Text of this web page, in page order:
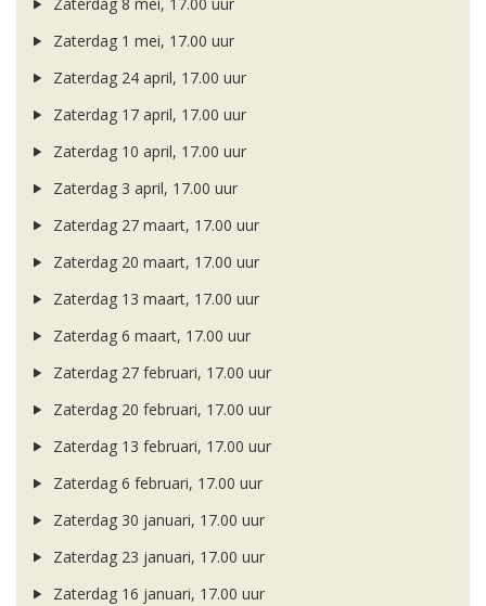
Zaterdag 8 mei, 17.00 uur
Zaterdag 1 mei, 17.00 uur
Zaterdag 24 april, 17.00 uur
Zaterdag 17 april, 17.00 uur
Zaterdag 10 april, 17.00 uur
Zaterdag 3 april, 17.00 uur
Zaterdag 27 maart, 17.00 uur
Zaterdag 20 maart, 17.00 uur
Zaterdag 13 maart, 17.00 uur
Zaterdag 6 maart, 17.00 uur
Zaterdag 27 februari, 17.00 uur
Zaterdag 20 februari, 17.00 uur
Zaterdag 13 februari, 17.00 uur
Zaterdag 6 februari, 17.00 uur
Zaterdag 30 januari, 17.00 uur
Zaterdag 23 januari, 17.00 uur
Zaterdag 16 januari, 17.00 uur